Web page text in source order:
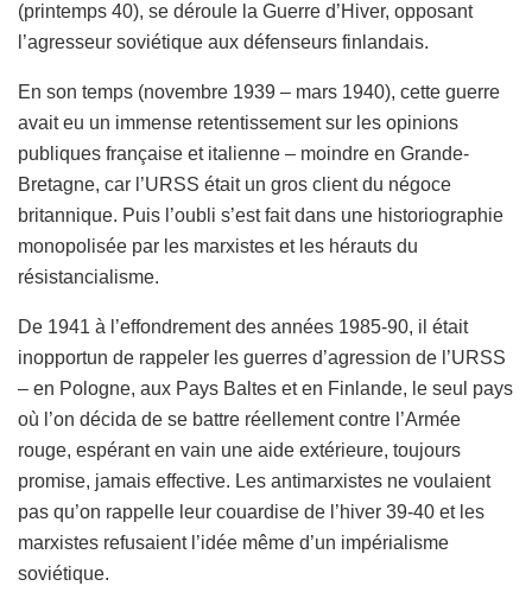
(printemps 40), se déroule la Guerre d’Hiver, opposant
l’agresseur soviétique aux défenseurs finlandais.
En son temps (novembre 1939 – mars 1940), cette guerre
avait eu un immense retentissement sur les opinions
publiques française et italienne – moindre en Grande-
Bretagne, car l’URSS était un gros client du négoce
britannique. Puis l’oubli s’est fait dans une historiographie
monopolisée par les marxistes et les hérauts du
résistancialisme.
De 1941 à l’effondrement des années 1985-90, il était
inopportun de rappeler les guerres d’agression de l’URSS
– en Pologne, aux Pays Baltes et en Finlande, le seul pays
où l’on décida de se battre réellement contre l’Armée
rouge, espérant en vain une aide extérieure, toujours
promise, jamais effective. Les antimarxistes ne voulaient
pas qu’on rappelle leur couardise de l’hiver 39-40 et les
marxistes refusaient l’idée même d’un impérialisme
soviétique.